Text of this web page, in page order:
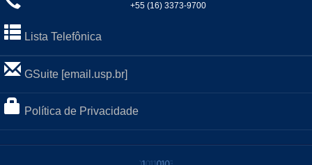
+55 (16) 3373-9700
Lista Telefônica
GSuite [email.usp.br]
Política de Privacidade